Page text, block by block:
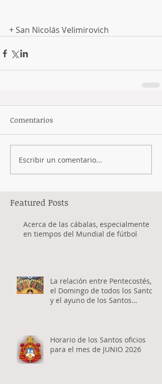
+ San Nicolás Velimirovich
Comentarios
Escribir un comentario...
Featured Posts
Acerca de las cábalas, especialmente
en tiempos del Mundial de fútbol
La relación entre Pentecostés,
el Domingo de todos los Santos
y el ayuno de los Santos
Horario de los Santos oficios
para el mes de JUNIO 2026